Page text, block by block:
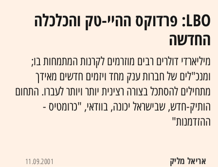
LBO: פרדוקס ההיי-טק והכלכלה
החדשה
מיליארדי דולרים רבים מוזרמים לקרנות המתמחות בו;
ומנכ"לים של חברות ענק מחד ויזמים חדשים מאידך
מתחילים להסתכל בצורה רצינית יותר ויותר לעברו. התחום
הותיק-חדש, שבישראל יכונה, בוודאי, "כרומטיס -
ההזדמנות"
אריאל מליק 11.09.2001